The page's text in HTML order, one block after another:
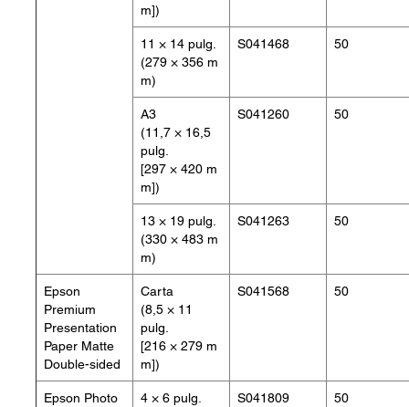
m])
11 × 14 pulg.
(279 × 356 m
m)
S041468 50
A3
(11,7 × 16,5
pulg.
[297 × 420 m
m])
S041260 50
13 × 19 pulg.
(330 × 483 m
m)
S041263 50
Epson
Premium
Presentation
Paper Matte
Double-sided
Carta
(8,5 × 11
pulg.
[216 × 279 m
m])
S041568 50
Epson Photo 4 × 6 pulg. S041809 50